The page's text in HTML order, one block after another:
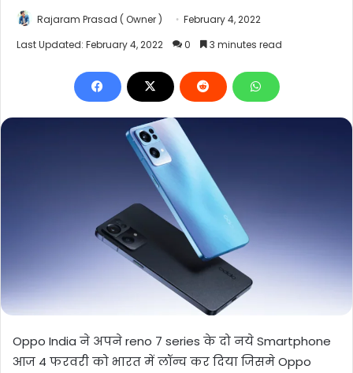
Rajaram Prasad ( Owner )
February 4, 2022
Last Updated: February 4, 2022
0 3 minutes read
Oppo India ने अपने reno 7 series के दो नये Smartphone
आज 4 फरवरी को भारत में लॉन्च कर दिया जिसमे Oppo